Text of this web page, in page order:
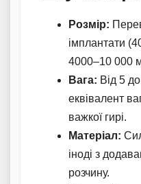
Розмір:
імплантати
4000–10 000
Вага: Від 5
еквівалент
важкої гирі.
Матеріал:
іноді з
розчину.